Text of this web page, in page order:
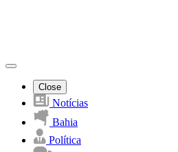
Close
Notícias
Bahia
Política